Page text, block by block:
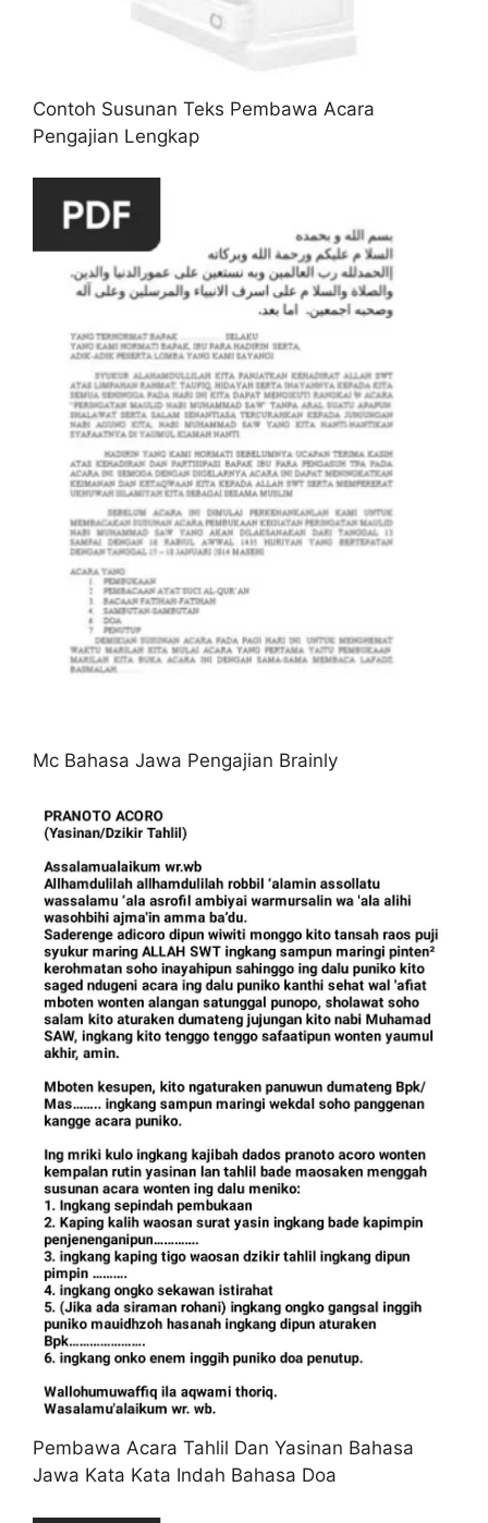
Contoh Susunan Teks Pembawa Acara
Pengajian Lengkap
Mc Bahasa Jawa Pengajian Brainly
Pembawa Acara Tahlil Dan Yasinan Bahasa
Jawa Kata Kata Indah Bahasa Doa